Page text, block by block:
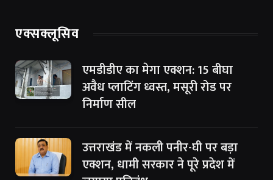
एक्सक्लूसिव
एमडीडीए का मेगा एक्शन: 15 बीघा
अवैध प्लाटिंग ध्वस्त, मसूरी रोड पर
निर्माण सील
उत्तराखंड में नकली पनीर-घी पर बड़ा
एक्शन, धामी सरकार ने पूरे प्रदेश में